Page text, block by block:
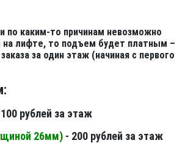
по каким-то причинам невозможно
на лифте, то подъем будет платным –
за один этаж (начиная с первого
100 рублей за этаж
26мм) - 200 рублей за этаж